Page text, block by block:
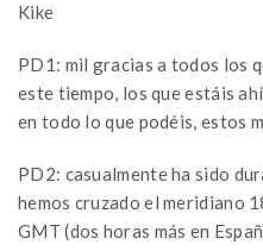
Kike
PD1: mil gracias a todos los
este tiempo, los que estáis
en todo lo que podéis, estos
PD2: casualmente ha sido
hemos cruzado el meridiano
GMT (dos horas más en